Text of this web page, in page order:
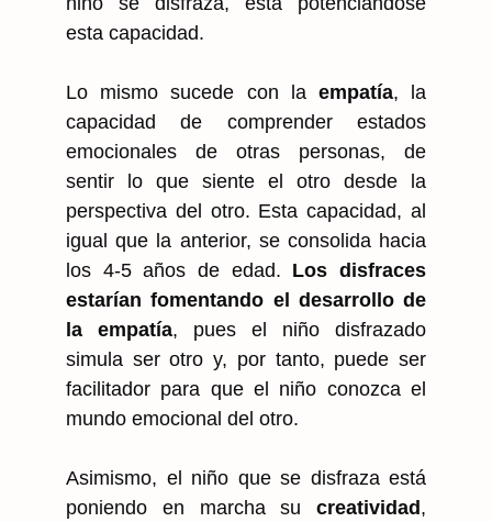
esta capacidad.
Lo mismo sucede con la empatía, la
capacidad de comprender estados
emocionales de otras personas, de
sentir lo que siente el otro desde la
perspectiva del otro. Esta capacidad, al
igual que la anterior, se consolida hacia
los 4-5 años de edad. Los disfraces
estarían fomentando el desarrollo de
la empatía, pues el niño disfrazado
simula ser otro y, por tanto, puede ser
facilitador para que el niño conozca el
mundo emocional del otro.
Asimismo, el niño que se disfraza está
poniendo en marcha su creatividad,